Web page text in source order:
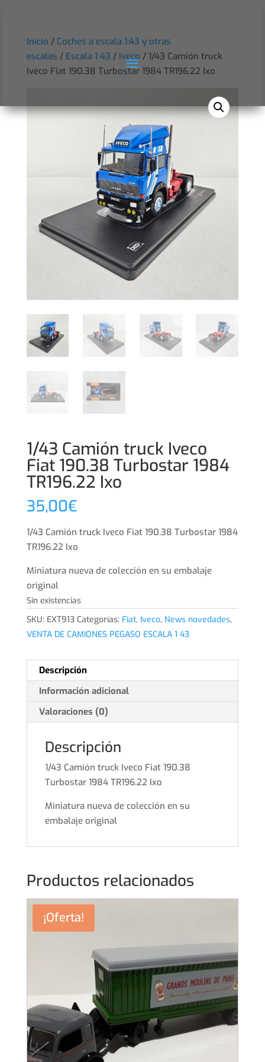
Inicio / Coches a escala 1:43 y otras
escalas / Escala 1 43 / Iveco / 1/43 Camión truck
Iveco Fiat 190.38 Turbostar 1984 TR196.22 Ixo
1/43 Camión truck Iveco
Fiat 190.38 Turbostar 1984
TR196.22 Ixo
35,00€
1/43 Camión truck Iveco Fiat 190.38 Turbostar 1984
TR196.22 Ixo
Miniatura nueva de colección en su embalaje
original
Sin existencias
SKU: EXT913 Categorías: Fiat, Iveco, News novedades,
VENTA DE CAMIONES PEGASO ESCALA 1 43
Descripción
Información adicional
Valoraciones (0)
Descripción
1/43 Camión truck Iveco Fiat 190.38
Turbostar 1984 TR196.22 Ixo
Miniatura nueva de colección en su
embalaje original
Productos relacionados
¡Oferta!